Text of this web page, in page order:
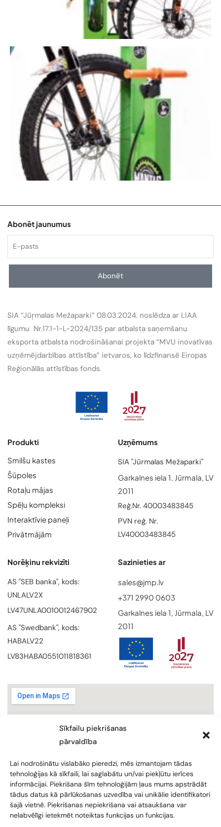
Sīkfailu piekrišanas
pārvaldība
Lai nodrošinātu vislabāko pieredzi, mēs izmantojam tādas
tehnoloģijas kā sīkfaili, lai saglabātu un/vai piekļūtu ierīces
informācijai. Piekrišana šīm tehnoloģijām ļaus mums apstrādāt
tādus datus kā pārlūkošanas uzvedība vai unikālie identifikatori
šajā vietnē. Piekrišanas nepiekrišana vai atsaukšana var
nelabvēlīgi ietekmēt noteiktas funkcijas un funkcijas.
Abonēt jaunumus
Abonēt
SIA “Jūŗmalas Mežaparki” 08.03.2024. noslēdza ar LIAA
līgumu Nr.17.1-1-L-2024/135 par atbalsta saņemšanu
eksporta atbalsta nodrošināšanai projekta “MVU inovatīvas
uzņēmējdarbības attīstība” ietvaros, ko līdzfinansē Eiropas
Reģionālās attīstības fonds.
Produkti
Smilšu kastes
Šūpoles
Rotaļu mājas
Spēļu kompleksi
Interaktīvie paneļi
Privātmājām
Uzņēmums
SIA "Jūrmalas Mežaparki"
Garkalnes iela 1, Jūrmala, LV
2011
Reģ.Nr. 40003483845
PVN reģ. Nr.
LV40003483845
Norēķinu rekvizīti
AS "SEB banka", kods:
UNLALV2X
LV47UNLA0010012467902
AS "Swedbank", kods:
HABALV22
LV83HABA0551011818361
Sazinieties ar
sales@jmp.lv
+371 2990 0603
Garkalnes iela 1, Jūrmala, LV
2011